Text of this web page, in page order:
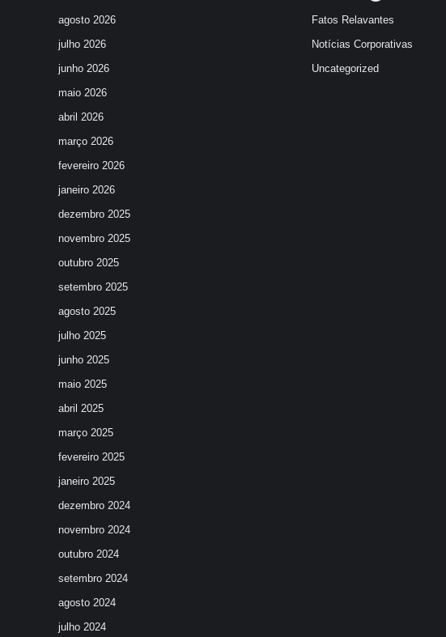
agosto 2026
julho 2026
junho 2026
maio 2026
abril 2026
março 2026
fevereiro 2026
janeiro 2026
dezembro 2025
novembro 2025
outubro 2025
setembro 2025
agosto 2025
julho 2025
junho 2025
maio 2025
abril 2025
março 2025
fevereiro 2025
janeiro 2025
dezembro 2024
novembro 2024
outubro 2024
setembro 2024
agosto 2024
julho 2024
Fatos Relavantes
Notícias Corporativas
Uncategorized